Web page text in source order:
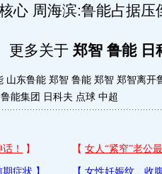
心 周海滨:鲁能占据压
更多关于 郑智 鲁能 日
山东鲁能 郑智 鲁能 郑智 郑智离开
鲁能集团 日科夫 点球 中超